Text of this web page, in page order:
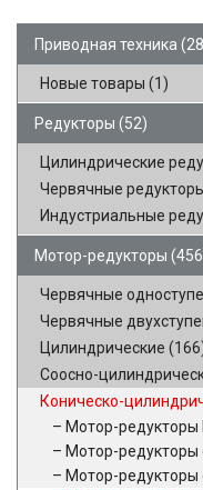
Приводная техника
Новые товары (1)
Редукторы (52)
Цилиндрические
Червячные
Индустриальные
Мотор-редукторы
Червячные
Червячные
Цилиндрические
Соосно-
Коническо-
Мотор-
Мотор-редукторы
Мотор-редукторы